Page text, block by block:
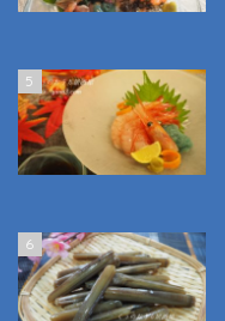
5
6